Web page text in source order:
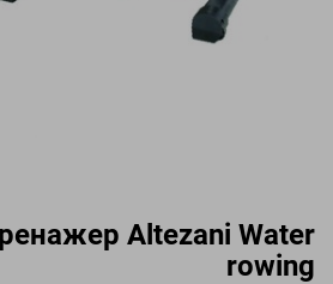
Altezani Water
rowing